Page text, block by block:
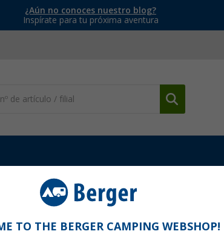
¿Aún no conoces nuestro blog?
Inspírate para tu próxima aventura
Barra de tensión del soporte Thule (trasero)
TO THE BERGER CAMPING WEBSHOP!